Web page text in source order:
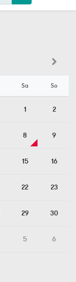
Sa So
1 2
8 9
15 16
22 23
29 30
5 6